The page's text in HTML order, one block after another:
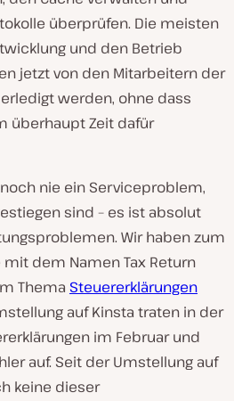
überprüfen. Die meisten
und den Betrieb
jetzt von den Mitarbeitern der
werden, ohne dass
überhaupt Zeit dafür
nie ein Serviceproblem,
sind – es ist absolut
Wir haben zum
dem Namen Tax Return
Thema Steuererklärungen
auf Kinsta traten in der
im Februar und
auf. Seit der Umstellung auf
keine dieser